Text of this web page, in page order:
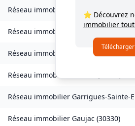
Réseau immobilier Gajan 30730
Réseau immobilier
Réseau immobilier Le Garn
Réseau immobilier
Réseau immobilier Garrigues-Sainte-
Réseau immobilier Gaujac (30330)
⭐ Découvrez
immobilier